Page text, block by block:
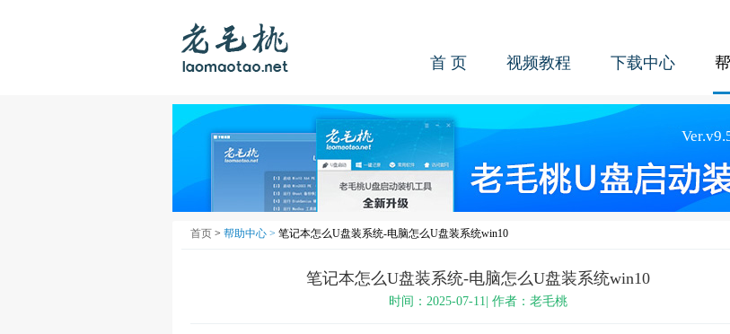
首 页 视频教程 下载中心
首页 > 帮助中心 > 笔记本怎么U盘装系统-电脑怎么U盘装系统win10
笔记本怎么U盘装系统-电脑怎么U盘装系统win10
时间：2025-07-11| 作者：老毛桃